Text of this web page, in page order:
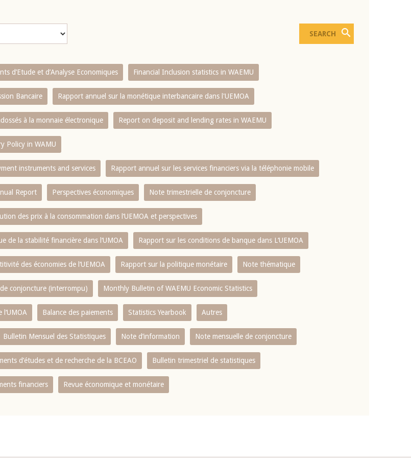
d’Etude et d’Analyse Economiques Financial Inclusion statistics in WAEMU
Bancaire Rapport annuel sur la monétique interbancaire dans l'UEMOA
à la monnaie électronique Report on deposit and lending rates in WAEMU
Policy in WAMU
instruments and services Rapport annuel sur les services financiers via la téléphonie mobile
Report Perspectives économiques Note trimestrielle de conjoncture
des prix à la consommation dans l‘UEMOA et perspectives
de la stabilité financière dans l‘UMOA Rapport sur les conditions de banque dans L‘UEMOA
des économies de l‘UEMOA Rapport sur la politique monétaire Note thématique
conjoncture (interrompu) Monthly Bulletin of WAEMU Economic Statistics
Balance des paiements Statistics Yearbook Autres
Bulletin Mensuel des Statistiques Note d’information Note mensuelle de conjoncture
d’études et de recherche de la BCEAO Bulletin trimestriel de statistiques
financiers Revue économique et monétaire